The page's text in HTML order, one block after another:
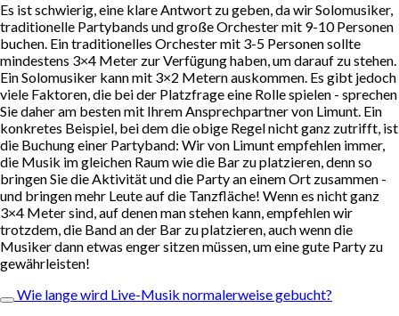
Es ist schwierig, eine klare Antwort zu geben, da wir Solomusiker,
traditionelle Partybands und große Orchester mit 9-10 Personen
buchen. Ein traditionelles Orchester mit 3-5 Personen sollte
mindestens 3×4 Meter zur Verfügung haben, um darauf zu stehen.
Ein Solomusiker kann mit 3×2 Metern auskommen. Es gibt jedoch
viele Faktoren, die bei der Platzfrage eine Rolle spielen - sprechen
Sie daher am besten mit Ihrem Ansprechpartner von Limunt. Ein
konkretes Beispiel, bei dem die obige Regel nicht ganz zutrifft, ist
die Buchung einer Partyband: Wir von Limunt empfehlen immer,
die Musik im gleichen Raum wie die Bar zu platzieren, denn so
bringen Sie die Aktivität und die Party an einem Ort zusammen -
und bringen mehr Leute auf die Tanzfläche! Wenn es nicht ganz
3×4 Meter sind, auf denen man stehen kann, empfehlen wir
trotzdem, die Band an der Bar zu platzieren, auch wenn die
Musiker dann etwas enger sitzen müssen, um eine gute Party zu
gewährleisten!
Wie lange wird Live-Musik normalerweise gebucht?